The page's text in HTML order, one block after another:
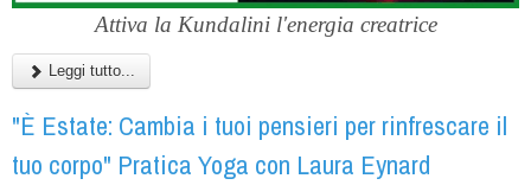
Attiva la Kundalini l'energia creatrice
Leggi tutto...
"È Estate: Cambia i tuoi pensieri per rinfrescare il
tuo corpo" Pratica Yoga con Laura Eynard